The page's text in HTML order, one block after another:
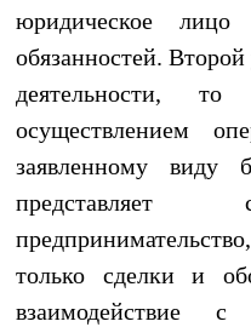
юридическое
обязанностей.
деятельности,
осуществлением
заявленному виду
представляет
только сделки и
взаимодействие